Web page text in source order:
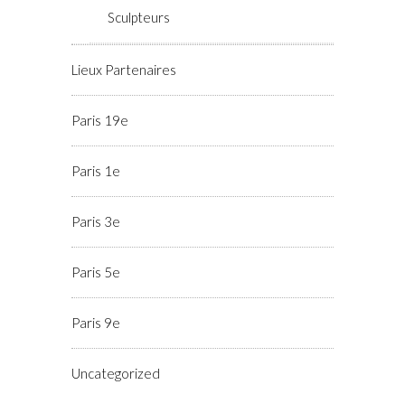
Sculpteurs
Lieux Partenaires
Paris 19e
Paris 1e
Paris 3e
Paris 5e
Paris 9e
Uncategorized